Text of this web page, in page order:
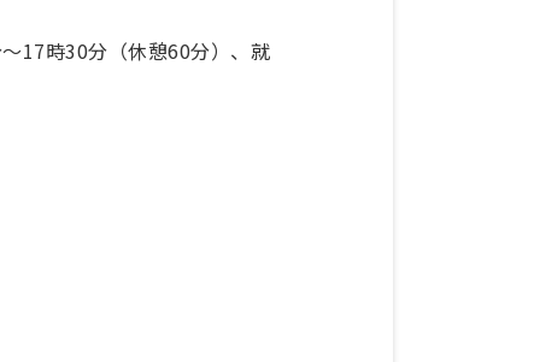
17時30分（休憩60分）、就